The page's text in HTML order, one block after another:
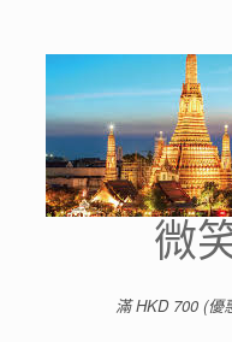
content
微
滿 HKD 700 (優